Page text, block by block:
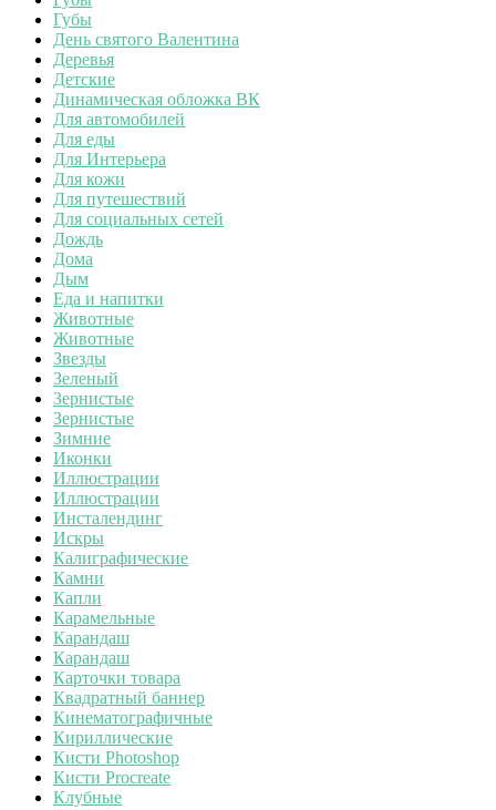
Губы
День святого Валентина
Деревья
Детские
Динамическая обложка ВК
Для автомобилей
Для еды
Для Интерьера
Для кожи
Для путешествий
Для социальных сетей
Дождь
Дома
Дым
Еда и напитки
Животные
Животные
Звезды
Зеленый
Зернистые
Зернистые
Зимние
Иконки
Иллюстрации
Иллюстрации
Инсталендинг
Искры
Калиграфические
Камни
Капли
Карамельные
Карандаш
Карандаш
Карточки товара
Квадратный баннер
Кинематографичные
Кириллические
Кисти Photoshop
Кисти Procreate
Клубные